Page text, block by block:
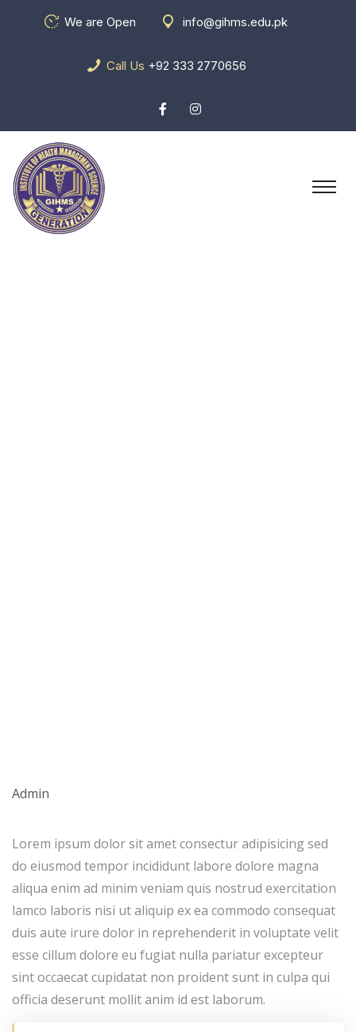
We are Open info@gihms.edu.pk
Call Us +92 333 2770656
Admin
Lorem ipsum dolor sit amet consectur adipisicing sed
do eiusmod tempor incididunt labore dolore magna
aliqua enim ad minim veniam quis nostrud exercitation
lamco laboris nisi ut aliquip ex ea commodo consequat
duis aute irure dolor in reprehenderit in voluptate velit
esse cillum dolore eu fugiat nulla pariatur excepteur
sint occaecat cupidatat non proident sunt in culpa qui
officia deserunt mollit anim id est laborum.